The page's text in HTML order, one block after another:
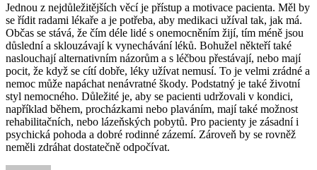
Jednou z nejdůležitějších věcí je přístup a motivace pacienta. Měl by
se řídit radami lékaře a je potřeba, aby medikaci užíval tak, jak má.
Občas se stává, že čím déle lidé s onemocněním žijí, tím méně jsou
důslední a sklouzávají k vynechávání léků. Bohužel někteří také
naslouchají alternativním názorům a s léčbou přestávají, nebo mají
pocit, že když se cítí dobře, léky užívat nemusí. To je velmi zrádné a
nemoc může napáchat nenávratné škody. Podstatný je také životní
styl nemocného. Důležité je, aby se pacienti udržovali v kondici,
například během, procházkami nebo plaváním, mají také možnost
rehabilitačních, nebo lázeňských pobytů. Pro pacienty je zásadní i
psychická pohoda a dobré rodinné zázemí. Zároveň by se rovněž
neměli zdráhat dostatečně odpočívat.